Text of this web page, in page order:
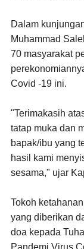
Dalam
Muhammad
70 masyarakat
Covid -19 ini.
"Terimakasih
tatap muka dan
bapak/ibu yang
hasil kami
sesama," ujar
Tokoh
yang diberikan
doa kepada
Pandemi Virus